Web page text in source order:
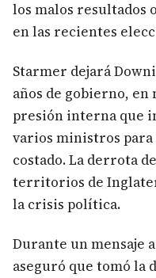
los malos resultados
en las recientes
Starmer dejará
años de gobierno,
presión interna que
varios ministros para
costado. La derrota
territorios de
la crisis política.
Durante un mensaje
aseguró que tomó la